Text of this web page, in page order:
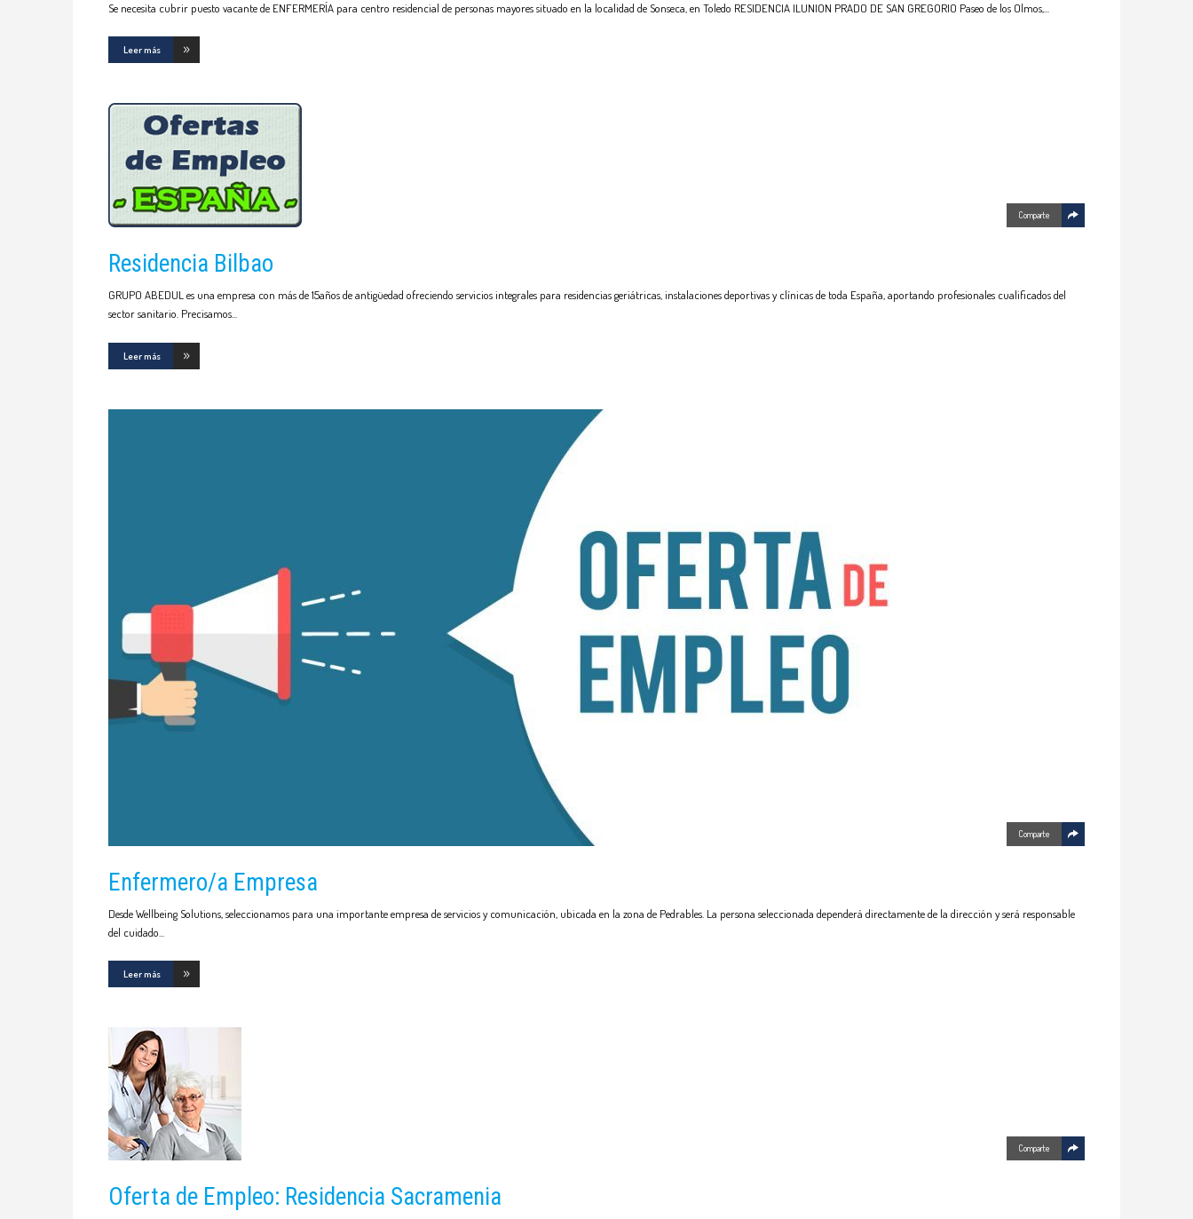
Se necesita cubrir puesto vacante de ENFERMERÍA para centro residencial de personas mayores situado en la localidad de Sonseca, en Toledo RESIDENCIA ILUNION PRADO DE SAN GREGORIO Paseo de los Olmos,
Leer más
Comparte
Residencia Bilbao
GRUPO ABEDUL es una empresa con más de 15años de antigüedad ofreciendo servicios integrales para residencias geriátricas, instalaciones deportivas y clínicas de toda España, aportando profesionales cualificados del
sector sanitario. Precisamos
Leer más
Comparte
Enfermero/a Empresa
Desde Wellbeing Solutions, seleccionamos para una importante empresa de servicios y comunicación, ubicada en la zona de Pedrables. La persona seleccionada dependerá directamente de la dirección y será responsable
del cuidado
Leer más
Comparte
Oferta de Empleo: Residencia Sacramenia